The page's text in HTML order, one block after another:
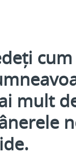
mult